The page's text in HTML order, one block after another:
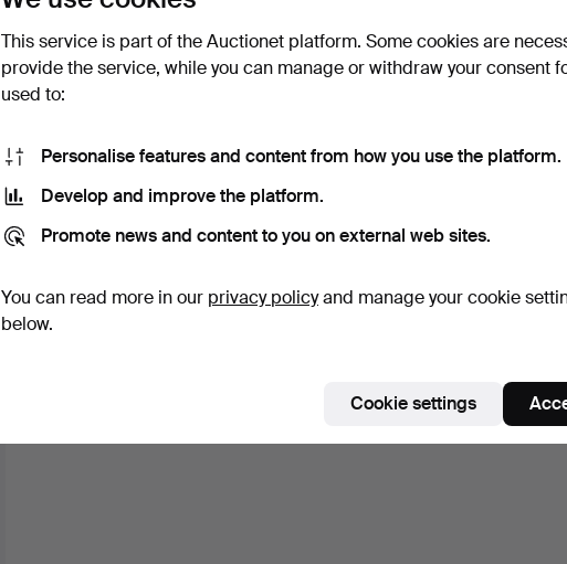
This service is part of the Auctionet platform. Some cookies are
provide the service, while you can manage or withdraw your consent
used to:
Personalise features and content from how you use the platform.
Develop and improve the platform.
Promote news and content to you on external web sites.
You can read more in our privacy policyand manage your cookie
below.
Cookie settings